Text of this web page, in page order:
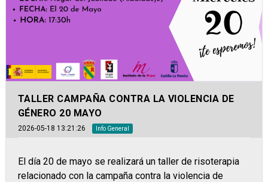
TALLER CAMPAÑA CONTRA LA VIOLENCIA DE
GÉNERO 20 MAYO
2026-05-18 13:21:26 Info General
El día 20 de mayo se realizará un taller de risoterapia
relacionado con la campaña contra la violencia de